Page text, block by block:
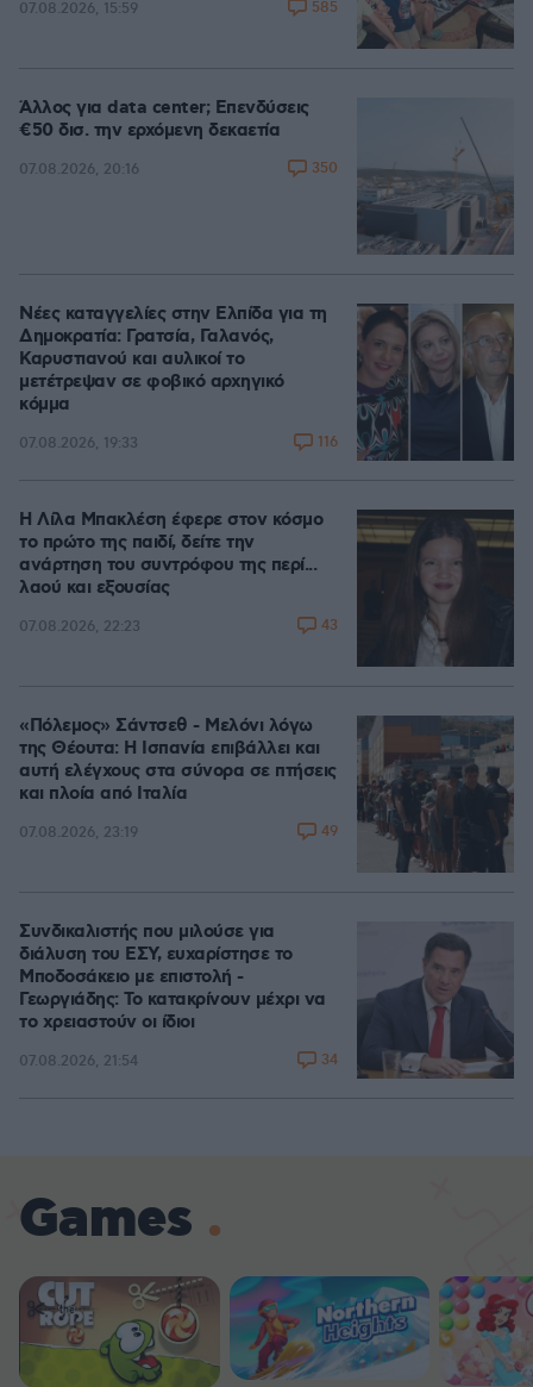
07.08.2026, 15:59 585
Άλλος για data center; Επενδύσεις
€50 δισ. την ερχόμενη δεκαετία
07.08.2026, 20:16 350
Νέες καταγγελίες στην Ελπίδα για τη
Δημοκρατία: Γρατσία, Γαλανός,
Καρυστιανού και αυλικοί το
μετέτρεψαν σε φοβικό αρχηγικό
κόμμα
07.08.2026, 19:33 116
Η Λίλα Μπακλέση έφερε στον κόσμο
το πρώτο της παιδί, δείτε την
ανάρτηση του συντρόφου της περί...
λαού και εξουσίας
07.08.2026, 22:23 43
«Πόλεμος» Σάντσεθ - Μελόνι λόγω
της Θέουτα: Η Ισπανία επιβάλλει και
αυτή ελέγχους στα σύνορα σε πτήσεις
και πλοία από Ιταλία
07.08.2026, 23:19 49
Συνδικαλιστής που μιλούσε για
διάλυση του ΕΣΥ, ευχαρίστησε το
Μποδοσάκειο με επιστολή -
Γεωργιάδης: Το κατακρίνουν μέχρι να
το χρειαστούν οι ίδιοι
07.08.2026, 21:54 34
Games